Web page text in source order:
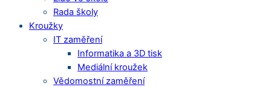
Rada školy
Kroužky
IT zaměření
Informatika a 3D tisk
Mediální kroužek
Vědomostní zaměření